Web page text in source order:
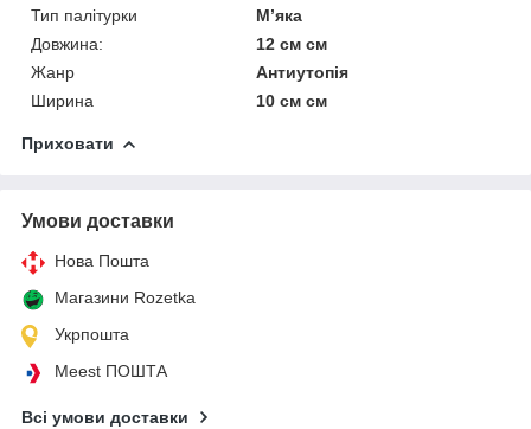
Тип палітурки
Мʼяка
Довжина:
12 см см
Жанр
Антиутопія
Ширина
10 см см
Приховати
Умови доставки
Нова Пошта
Магазини Rozetka
Укрпошта
Meest ПОШТА
Всі умови доставки